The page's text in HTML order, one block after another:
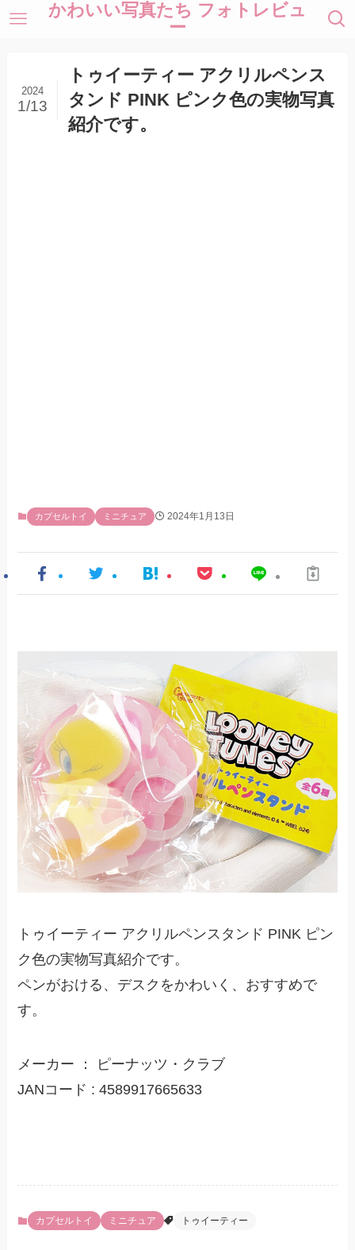
かわいい写真たち フォトレビュ
ー
トゥイーティー アクリルペンス
タンド PINK ピンク色の実物写真
紹介です。
2024
1/13
カプセルトイ ミニチュア 2024年1月13日
トゥイーティー アクリルペンスタンド PINK ピン
ク色の実物写真紹介です。
ペンがおける、デスクをかわいく、おすすめで
す。
メーカー ： ピーナッツ・クラブ
JANコード : 4589917665633
カプセルトイ ミニチュア トゥイーティー